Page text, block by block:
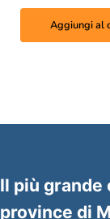
Aggiungi al
Il più
province di